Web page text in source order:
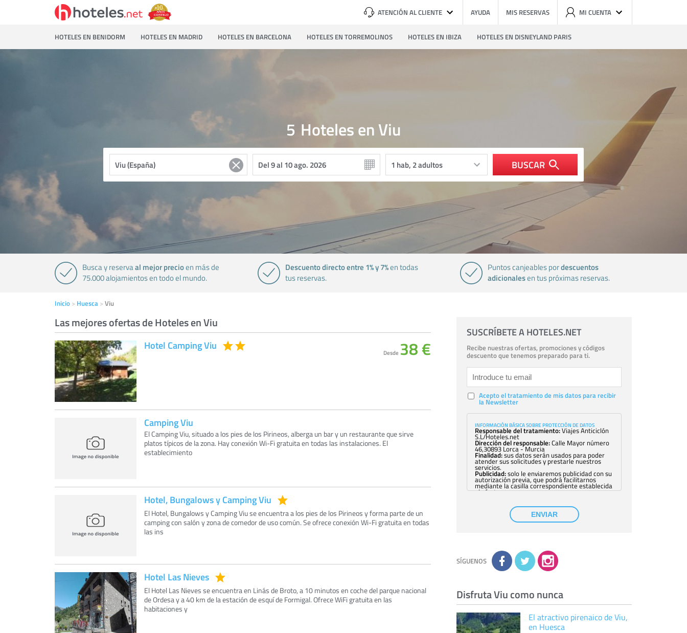
ATENCIÓN AL CLIENTE AYUDA MIS RESERVAS MI CUENTA
HOTELES EN BENIDORM HOTELES EN MADRID HOTELES EN BARCELONA HOTELES EN TORREMOLINOS HOTELES EN IBIZA HOTELES EN DISNEYLAND PARIS
Hoteles en Viu
5
BUSCAR
Busca y reservaal mejor precioen más de
75.000 alojamientos en todo el mundo.
Descuento directo entre 1% y 7%en todas
tus reservas.
Puntos canjeables pordescuentos
adicionalesen tus próximas reservas.
Inicio Huesca Viu
Las mejores ofertas de Hoteles en Viu
Hotel Camping Viu
Desde 38 €
Camping Viu
El Camping Viu, situado a los pies de los Pirineos, alberga un bar y un restaurante que sirve
platos típicos de la zona. Hay conexión Wi-Fi gratuita en todas las instalaciones. El
establecimiento
Hotel, Bungalows y Camping Viu
El Hotel, Bungalows y Camping Viu se encuentra a los pies de los Pirineos y forma parte de un
camping con salón y zona de comedor de uso común. Se ofrece conexión Wi-Fi gratuita en todas
las ins
Hotel Las Nieves
El Hotel Las Nieves se encuentra en Linás de Broto, a 10 minutos en coche del parque nacional
de Ordesa y a 40 km de la estación de esquí de Formigal. Ofrece WiFi gratuita en las
habitaciones y
SUSCRÍBETE A HOTELES.NET
Recibe nuestras ofertas, promociones y códigos
descuento que tenemos preparado para ti.
Acepto el tratamiento de mis datos para recibir
la Newsletter
INFORMACIÓN BÁSICA SOBRE PROTECCIÓN DE DATOS
Responsable del tratamiento:Viajes Anticiclón
S.L/Hoteles.net
Dirección del responsable:Calle Mayor número
46,30893 Lorca - Murcia
Finalidad:sus datos serán usados para poder
atender sus solicitudes y prestarle nuestros
servicios.
Publicidad:solo le enviaremos publicidad con su
autorización previa, que podrá facilitarnos
mediante la casilla correspondiente establecida
al efecto.
con su consentimiento previo, que podrá
facilitarnos mediante la casilla correspondiente
establecida al efecto.
Destinatarios:con carácter general, sólo el
Derechos:tiene derecho a saber qué
información tenemos sobre usted, corregirla y
eliminarla, tal y como se explica en la
información adicional disponible en nuestra
la información adicional y detallada sobre cómo
tratamos sus datos en lapolítica de privacidad
ENVIAR
SÍGUENOS
Disfruta Viu como nunca
El atractivo pirenaico de Viu,
en Huesca